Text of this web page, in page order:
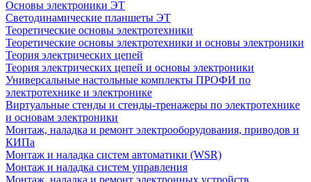
Основы электроники ЭТ
Светодинамические планшеты ЭТ
Теоретические основы электротехники
Теоретические основы электротехники и основы электроники
Теория электрических цепей
Теория электрических цепей и основы электроники
Универсальные настольные комплекты ПРОФИ по
электротехнике и электронике
Виртуальные стенды и стенды-тренажеры по электротехнике
и основам электроники
Монтаж, наладка и ремонт электрооборудования, приводов и
КИПа
Монтаж и наладка систем автоматики (WSR)
Монтаж и наладка систем управления
Монтаж, наладка и ремонт электронных устройств